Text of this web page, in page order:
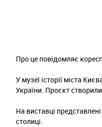
Про це повідомляє
У музеї історії міста
України. Проєкт
На виставці
столиці.